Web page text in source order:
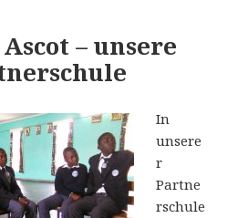
– unsere
In
unsere
r
Partne
rschule